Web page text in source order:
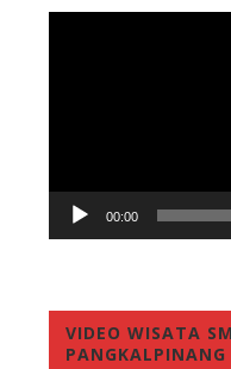
00:00
VIDEO WISATA
PANGKALPINANG